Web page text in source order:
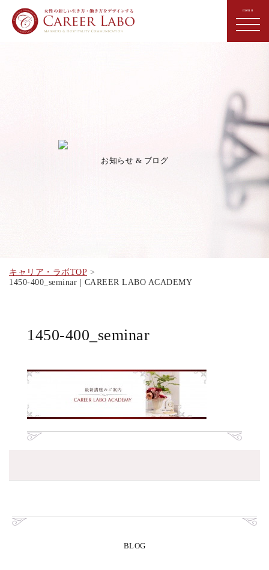
お知らせ & ブログ
キャリア・ラボTOP
1450-400_seminar | CAREER LABO ACADEMY
1450-400_seminar
BLOG